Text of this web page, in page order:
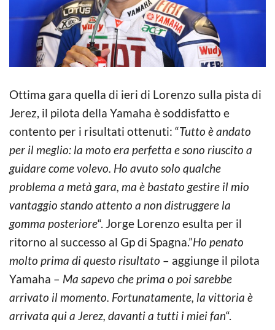
Ottima gara quella di ieri di Lorenzo sulla pista di
Jerez, il pilota della Yamaha è soddisfatto e
contento per i risultati ottenuti: “Tutto è andato
per il meglio: la moto era perfetta e sono riuscito a
guidare come volevo. Ho avuto solo qualche
problema a metà gara, ma è bastato gestire il mio
vantaggio stando attento a non distruggere la
gomma posteriore“. Jorge Lorenzo esulta per il
ritorno al successo al Gp di Spagna.”Ho penato
molto prima di questo risultato – aggiunge il pilota
Yamaha – Ma sapevo che prima o poi sarebbe
arrivato il momento. Fortunatamente, la vittoria è
arrivata qui a Jerez, davanti a tutti i miei fan“.